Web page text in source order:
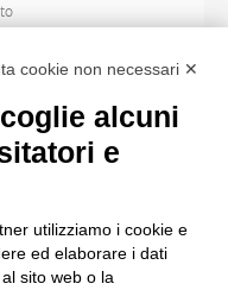
cookie non necessari ✕
alcuni
e
utilizziamo i cookie e
ed elaborare i dati
sito web o la